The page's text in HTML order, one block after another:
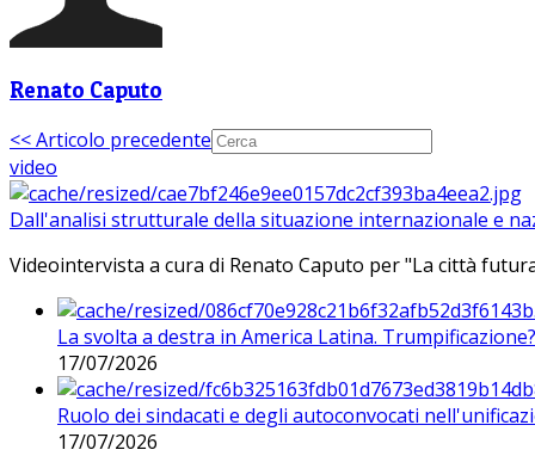
Renato Caputo
<< Articolo precedente
video
Dall'analisi strutturale della situazione internazionale e
Videointervista a cura di Renato Caputo per "La città
La svolta a destra in America Latina. Trumpificazione?
17/07/2026
Ruolo dei sindacati e degli autoconvocati
17/07/2026